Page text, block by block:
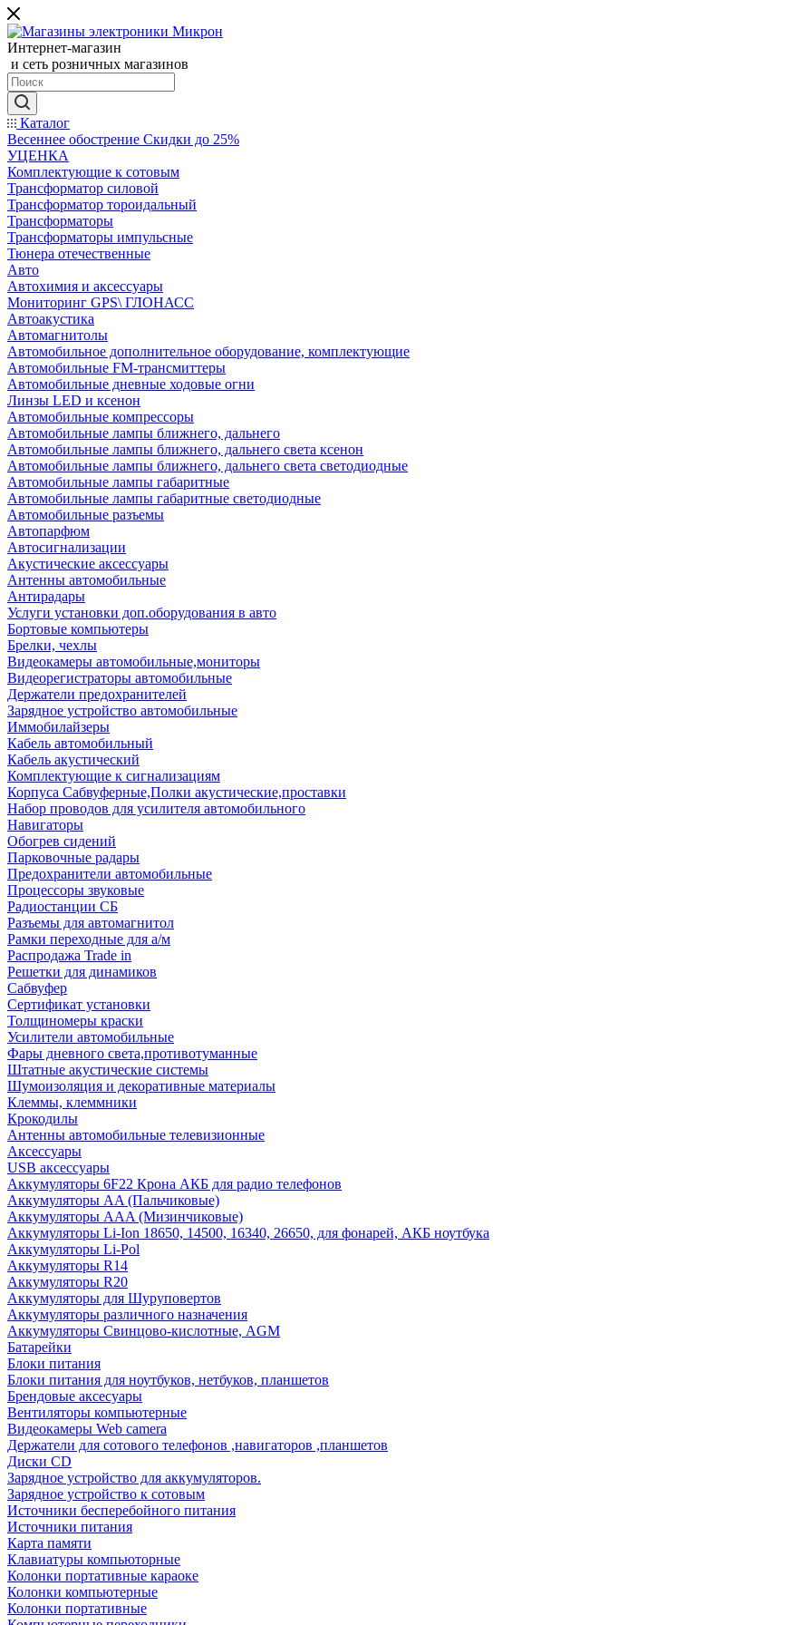
Интернет-магазин
и сеть розничных магазинов
Каталог
Весеннее обострение Скидки до 25%
УЦЕНКА
Комплектующие к сотовым
Трансформатор силовой
Трансформатор тороидальный
Трансформаторы
Трансформаторы импульсные
Тюнера отечественные
Авто
Автохимия и аксессуары
Мониторинг GPS\ ГЛОНАСС
Автоакустика
Автомагнитолы
Автомобильное дополнительное оборудование, комплектующие
Автомобильные FM-трансмиттеры
Автомобильные дневные ходовые огни
Линзы LED и ксенон
Автомобильные компрессоры
Автомобильные лампы ближнего, дальнего
Автомобильные лампы ближнего, дальнего света ксенон
Автомобильные лампы ближнего, дальнего света светодиодные
Автомобильные лампы габаритные
Автомобильные лампы габаритные светодиодные
Автомобильные разъемы
Автопарфюм
Автосигнализации
Акустические аксессуары
Антенны автомобильные
Антирадары
Услуги установки доп.оборудования в авто
Бортовые компьютеры
Брелки, чехлы
Видеокамеры автомобильные,мониторы
Видеорегистраторы автомобильные
Держатели предохранителей
Зарядное устройство автомобильные
Иммобилайзеры
Кабель автомобильный
Кабель акустический
Комплектующие к сигнализациям
Корпуса Сабвуферные,Полки акустические,проставки
Набор проводов для усилителя автомобильного
Навигаторы
Обогрев сидений
Парковочные радары
Предохранители автомобильные
Процессоры звуковые
Радиостанции СБ
Разъемы для автомагнитол
Рамки переходные для а/м
Распродажа Trade in
Решетки для динамиков
Сабвуфер
Сертификат установки
Толщиномеры краски
Усилители автомобильные
Фары дневного света,противотуманные
Штатные акустические системы
Шумоизоляция и декоративные материалы
Клеммы, клеммники
Крокодилы
Антенны автомобильные телевизионные
Аксессуары
USB аксессуары
Аккумуляторы 6F22 Крона АКБ для радио телефонов
Аккумуляторы AA (Пальчиковые)
Аккумуляторы AAA (Мизинчиковые)
Аккумуляторы Li-Ion 18650, 14500, 16340, 26650, для фонарей, АКБ ноутбука
Аккумуляторы Li-Pol
Аккумуляторы R14
Аккумуляторы R20
Аккумуляторы для Шуруповертов
Аккумуляторы различного назначения
Аккумуляторы Свинцово-кислотные, AGM
Батарейки
Блоки питания
Блоки питания для ноутбуков, нетбуков, планшетов
Брендовые аксесуары
Вентиляторы компьютерные
Видеокамеры Web camera
Держатели для сотового телефонов ,навигаторов ,планшетов
Диски CD
Зарядное устройство для аккумуляторов.
Зарядное устройство к сотовым
Источники бесперебойного питания
Источники питания
Карта памяти
Клавиатуры компьюторные
Колонки портативные караоке
Колонки компьютерные
Колонки портативные